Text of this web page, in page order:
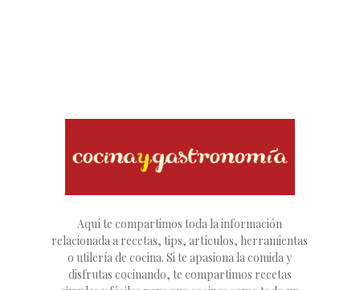
Aquí te compartimos toda la información
relacionada a recetas, tips, artículos, herramientas
o utilería de cocina. Si te apasiona la comida y
disfrutas cocinando, te compartimos recetas